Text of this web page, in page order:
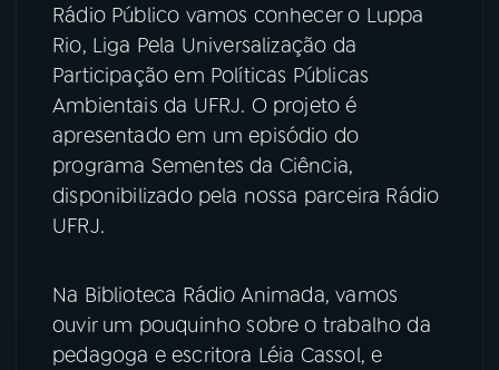
Rádio Público vamos conhecer o Luppa
Rio, Liga Pela Universalização da
Participação em Políticas Públicas
Ambientais da UFRJ. O projeto é
apresentado em um episódio do
programa Sementes da Ciência,
disponibilizado pela nossa parceira Rádio
UFRJ.
Na Biblioteca Rádio Animada, vamos
ouvir um pouquinho sobre o trabalho da
pedagoga e escritora Léia Cassol, e